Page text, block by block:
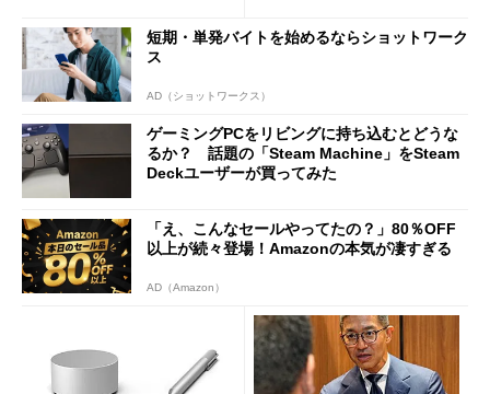
た
短期・単発バイトを始めるならショットワーク
ス
AD（ショットワークス）
ゲーミングPCをリビングに持ち込むとどうな
るか？ 話題の「Steam Machine」をSteam
Deckユーザーが買ってみた
「え、こんなセールやってたの？」80％OFF
以上が続々登場！Amazonの本気が凄すぎる
AD（Amazon）